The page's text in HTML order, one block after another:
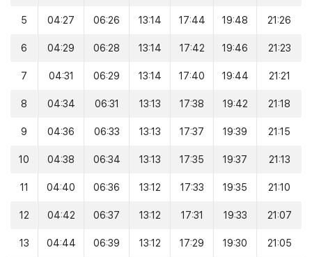
5 04:27 06:26 13:14 17:44 19:48 21:26
6 04:29 06:28 13:14 17:42 19:46 21:23
7 04:31 06:29 13:14 17:40 19:44 21:21
8 04:34 06:31 13:13 17:38 19:42 21:18
9 04:36 06:33 13:13 17:37 19:39 21:15
10 04:38 06:34 13:13 17:35 19:37 21:13
11 04:40 06:36 13:12 17:33 19:35 21:10
12 04:42 06:37 13:12 17:31 19:33 21:07
13 04:44 06:39 13:12 17:29 19:30 21:05